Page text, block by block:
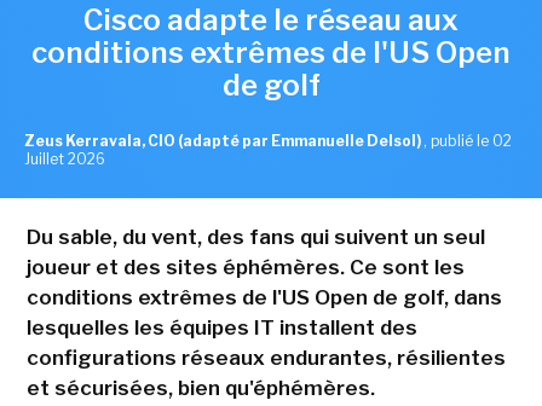
Cisco adapte le réseau aux
conditions extrêmes de l'US Open
de golf
Zeus Kerravala, CIO (adapté par Emmanuelle Delsol) , publié le 02
Juillet 2026
Du sable, du vent, des fans qui suivent un seul
joueur et des sites éphémères. Ce sont les
conditions extrêmes de l'US Open de golf, dans
lesquelles les équipes IT installent des
configurations réseaux endurantes, résilientes
et sécurisées, bien qu'éphémères.